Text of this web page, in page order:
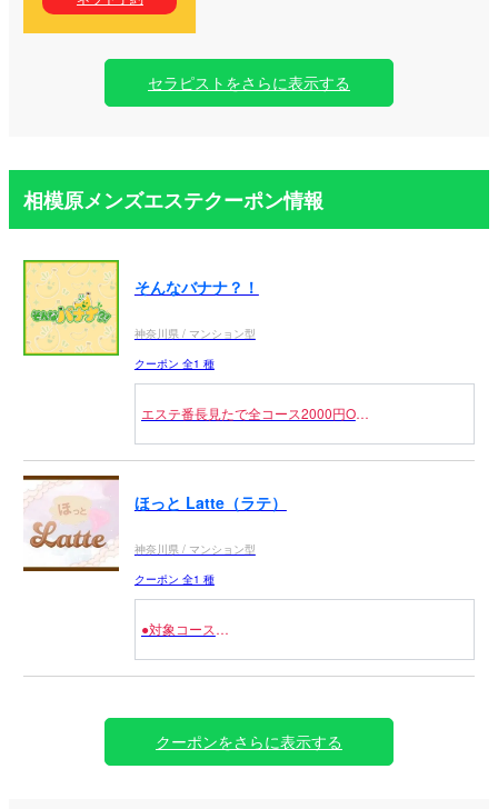
セラピストをさらに表示する
相模原メンズエステクーポン情報
そんなバナナ？！
神奈川県 / マンション型
クーポン 全1 種
エステ番長見たで全コース2000円OFF
ほっと Latte（ラテ）
神奈川県 / マンション型
クーポン 全1 種
●対象コース
クーポンをさらに表示する